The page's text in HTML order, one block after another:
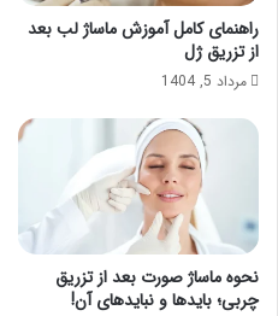
راهنمای کامل آموزش ماساژ لب بعد
از تزریق ژل
مرداد 5, 1404
نحوه ماساژ صورت بعد از تزریق
چربی؛ بایدها و نبایدهای آن!